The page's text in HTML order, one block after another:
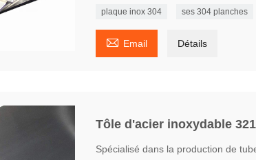
plaque inox 304 ses 304 planches
 Email Détails
Tôle d'acier inoxydable 321
Spécialisé dans la production de